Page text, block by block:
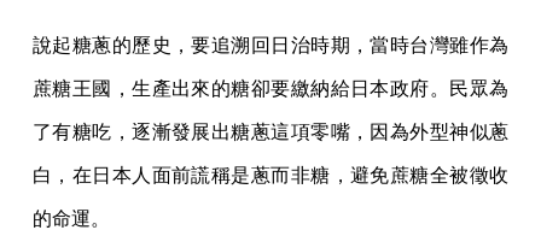
說起糖蔥的歷史，要追溯回日治時期，當時台灣雖作為
蔗糖王國，生產出來的糖卻要繳納給日本政府。民眾為
了有糖吃，逐漸發展出糖蔥這項零嘴，因為外型神似蔥
白，在日本人面前謊稱是蔥而非糖，避免蔗糖全被徵收
的命運。